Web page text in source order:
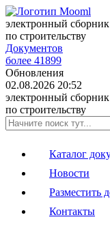
электронный
по строительству
Документов
более 41899
Обновления
02.08.2026 20:52
электронный
по строительству
Каталог
Новости
Разместить
Контакты